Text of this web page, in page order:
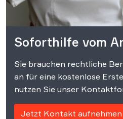
Soforthilfe vom
Sie brauchen rechtliche
an für eine kostenlose
nutzen Sie unser
Jetzt Kontakt aufnehmen